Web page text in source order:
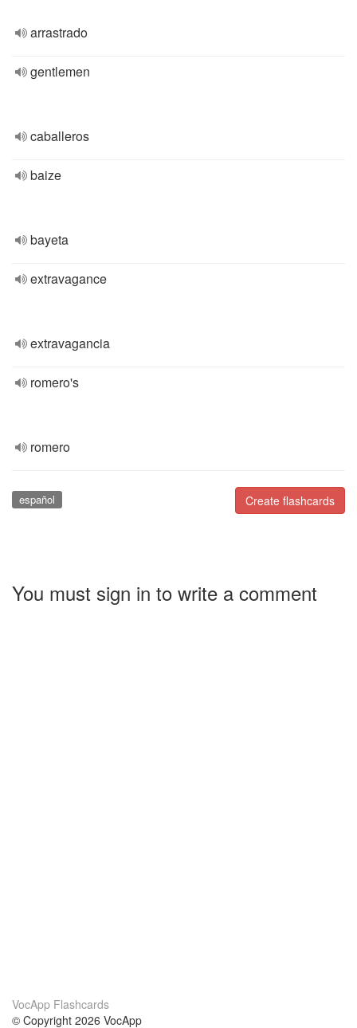
arrastrado
gentlemen
caballeros
baize
bayeta
extravagance
extravagancia
romero's
romero
Create flashcards
español
You must sign in to write a comment
VocApp Flashcards
© Copyright 2026 VocApp